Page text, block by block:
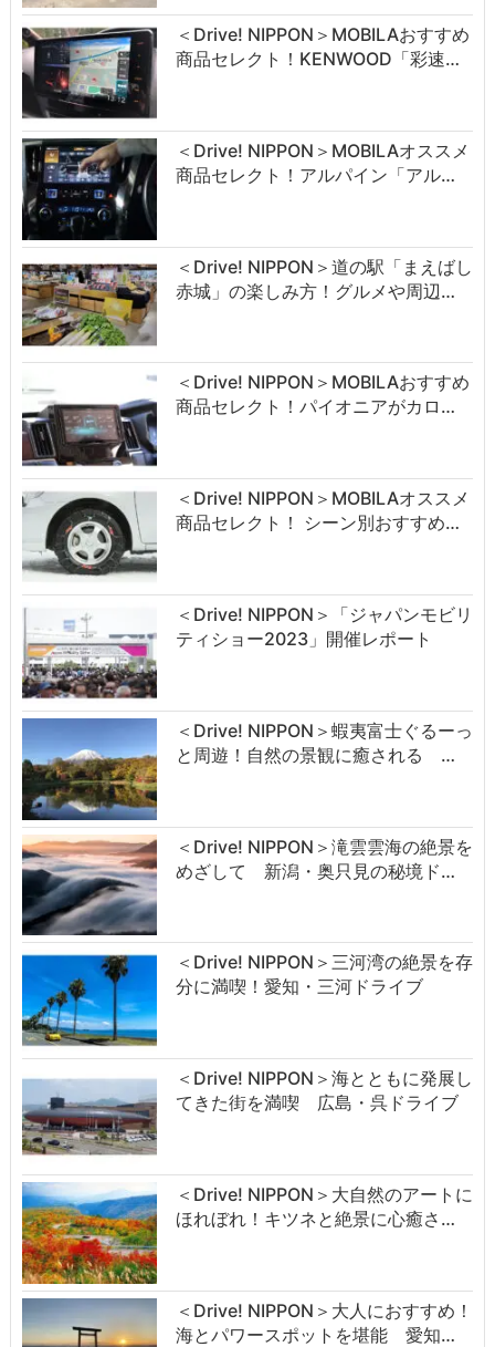
＜Drive! NIPPON＞MOBILAおすすめ
商品セレクト！KENWOOD「彩速…
＜Drive! NIPPON＞MOBILAオススメ
商品セレクト！アルパイン「アル…
＜Drive! NIPPON＞道の駅「まえばし
赤城」の楽しみ方！グルメや周辺…
＜Drive! NIPPON＞MOBILAおすすめ
商品セレクト！パイオニアがカロ…
＜Drive! NIPPON＞MOBILAオススメ
商品セレクト！ シーン別おすすめ…
＜Drive! NIPPON＞「ジャパンモビリ
ティショー2023」開催レポート
＜Drive! NIPPON＞蝦夷富士ぐるーっ
と周遊！自然の景観に癒される …
＜Drive! NIPPON＞滝雲雲海の絶景を
めざして 新潟・奥只見の秘境ド…
＜Drive! NIPPON＞三河湾の絶景を存
分に満喫！愛知・三河ドライブ
＜Drive! NIPPON＞海とともに発展し
てきた街を満喫 広島・呉ドライブ
＜Drive! NIPPON＞大自然のアートに
ほれぼれ！キツネと絶景に心癒さ…
＜Drive! NIPPON＞大人におすすめ！
海とパワースポットを堪能 愛知…